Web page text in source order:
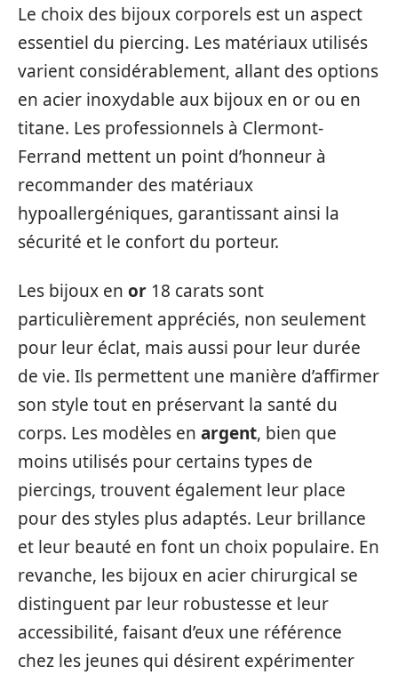
Le choix des bijoux corporels est un aspect
essentiel du piercing. Les matériaux utilisés
varient considérablement, allant des options
en acier inoxydable aux bijoux en or ou en
titane. Les professionnels à Clermont-
Ferrand mettent un point d’honneur à
recommander des matériaux
hypoallergéniques, garantissant ainsi la
sécurité et le confort du porteur.
Les bijoux en or 18 carats sont
particulièrement appréciés, non seulement
pour leur éclat, mais aussi pour leur durée
de vie. Ils permettent une manière d’affirmer
son style tout en préservant la santé du
corps. Les modèles en argent, bien que
moins utilisés pour certains types de
piercings, trouvent également leur place
pour des styles plus adaptés. Leur brillance
et leur beauté en font un choix populaire. En
revanche, les bijoux en acier chirurgical se
distinguent par leur robustesse et leur
accessibilité, faisant d’eux une référence
chez les jeunes qui désirent expérimenter